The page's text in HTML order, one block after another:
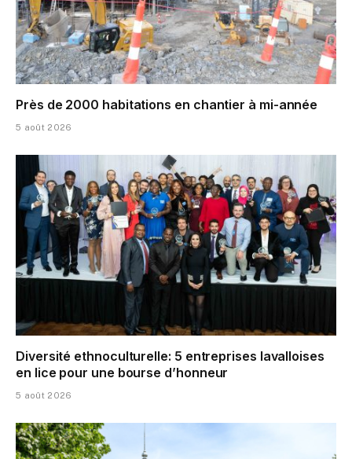
Près de 2000 habitations en chantier à mi-année
5 août 2026
Diversité ethnoculturelle: 5 entreprises lavalloises
en lice pour une bourse d’honneur
5 août 2026